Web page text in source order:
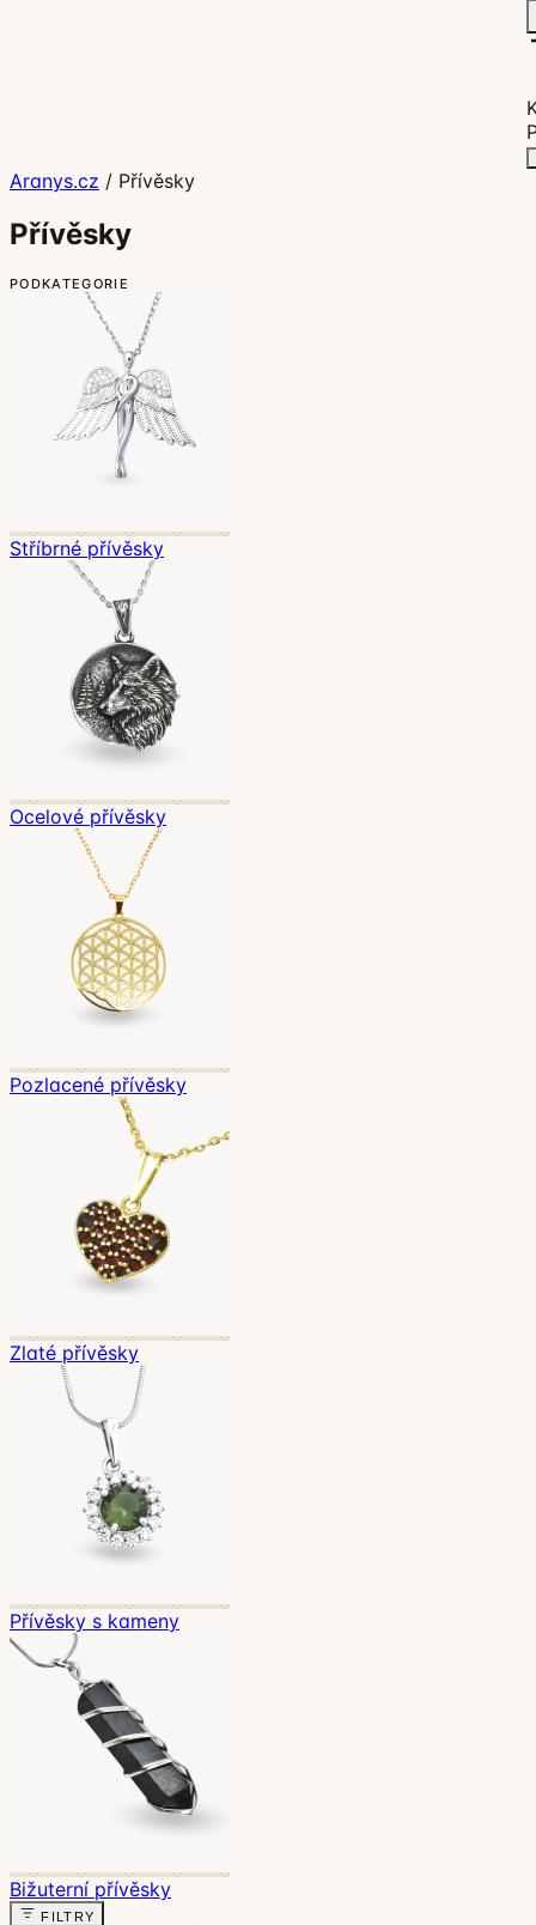
Aranys.cz / Přívěsky
Přívěsky
PODKATEGORIE
Stříbrné přívěsky
Ocelové přívěsky
Pozlacené přívěsky
Zlaté přívěsky
Přívěsky s kameny
Bižuterní přívěsky
FILTRY